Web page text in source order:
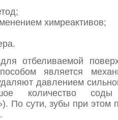
химреактивов;
отбеливаемой
является
давлением
количество соды
По сути, зубы при этом